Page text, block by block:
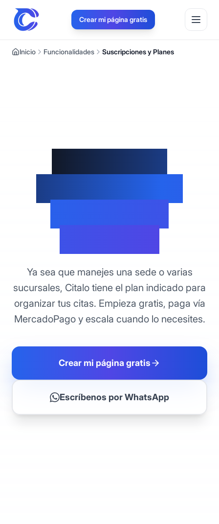
Crear mi página gratis
Inicio Funcionalidades Suscripciones y Planes
Ya sea que manejes una sede o varias
sucursales, Citalo tiene el plan indicado para
organizar tus citas. Empieza gratis, paga vía
MercadoPago y escala cuando lo necesites.
Crear mi página gratis
Escríbenos por WhatsApp